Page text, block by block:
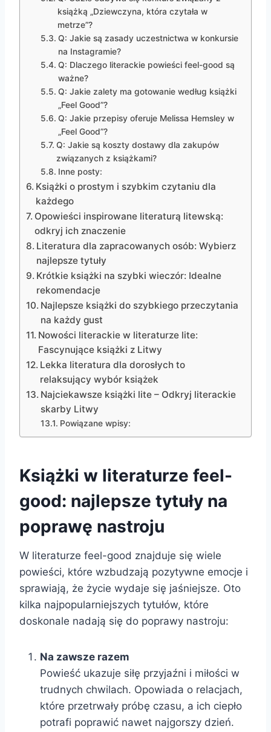
książką „Dziewczyna, która czytała w
metrze”?
Q: Jakie są zasady uczestnictwa w konkursie
na Instagramie?
Q: Dlaczego literackie powieści feel-good są
ważne?
Q: Jakie zalety ma gotowanie według książki
„Feel Good”?
Q: Jakie przepisy oferuje Melissa Hemsley w
„Feel Good”?
Q: Jakie są koszty dostawy dla zakupów
związanych z książkami?
Inne posty:
Książki o prostym i szybkim czytaniu dla
każdego
Opowieści inspirowane literaturą litewską:
odkryj ich znaczenie
Literatura dla zapracowanych osób: Wybierz
najlepsze tytuły
Krótkie książki na szybki wieczór: Idealne
rekomendacje
Najlepsze książki do szybkiego przeczytania
na każdy gust
Nowości literackie w literaturze lite:
Fascynujące książki z Litwy
Lekka literatura dla dorosłych to
relaksujący wybór książek
Najciekawsze książki lite – Odkryj literackie
skarby Litwy
Powiązane wpisy:
Książki w literaturze feel-
good: najlepsze tytuły na
poprawę nastroju
W literaturze feel-good znajduje się wiele
powieści, które wzbudzają pozytywne emocje i
sprawiają, że życie wydaje się jaśniejsze. Oto
kilka najpopularniejszych tytułów, które
doskonale nadają się do poprawy nastroju:
Na zawsze razem
Powieść ukazuje siłę przyjaźni i miłości w
trudnych chwilach. Opowiada o relacjach,
które przetrwały próbę czasu, a ich ciepło
potrafi poprawić nawet najgorszy dzień.